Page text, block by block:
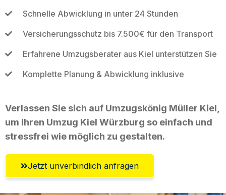
Schnelle Abwicklung in unter 24 Stunden
Versicherungsschutz bis 7.500€ für den Transport
Erfahrene Umzugsberater aus Kiel unterstützen Sie
Komplette Planung & Abwicklung inklusive
Verlassen Sie sich auf Umzugskönig Müller Kiel,
um Ihren Umzug Kiel Würzburg so einfach und
stressfrei wie möglich zu gestalten.
Jetzt unverbindlich anfragen